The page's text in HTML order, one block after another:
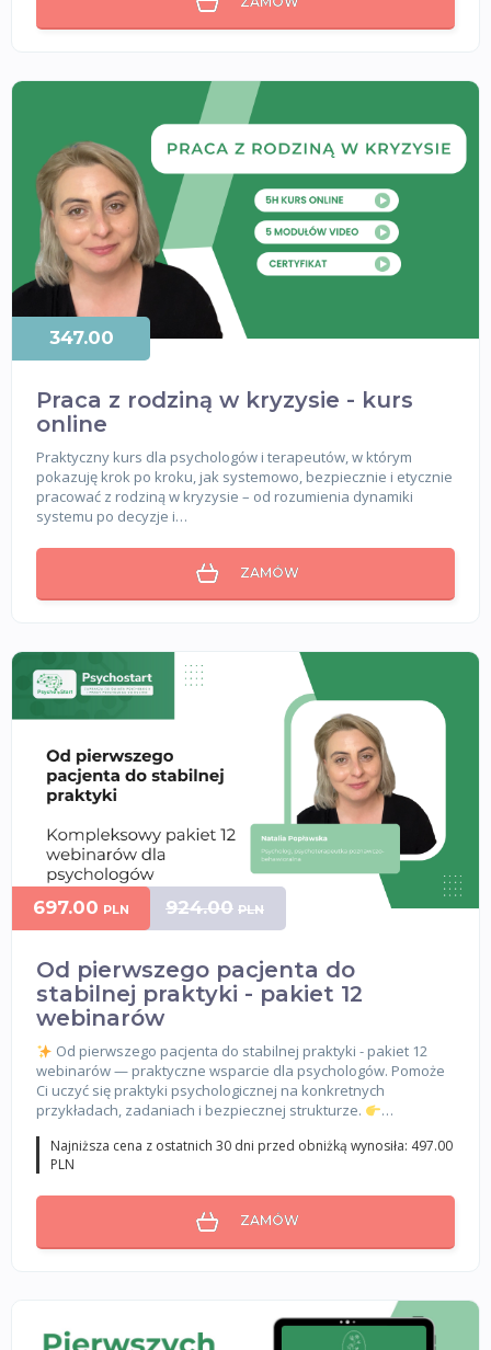
Praca z rodziną w kryzysie - kurs
online
Praktyczny kurs dla psychologów i terapeutów, w którym
pokazuję krok po kroku, jak systemowo, bezpiecznie i etycznie
pracować z rodziną w kryzysie – od rozumienia dynamiki
systemu po decyzje i…
347.00
ZAMÓW
Od pierwszego pacjenta do
stabilnej praktyki - pakiet 12
webinarów
Od pierwszego pacjenta do stabilnej praktyki - pakiet 12
webinarów — praktyczne wsparcie dla psychologów. Pomoże
Ci uczyć się praktyki psychologicznej na konkretnych
przykładach, zadaniach i bezpiecznej strukturze.
…
Najniższa cena z ostatnich 30 dni przed obniżką wynosiła: 497.00
PLN
697.00 PLN 924.00 PLN
ZAMÓW